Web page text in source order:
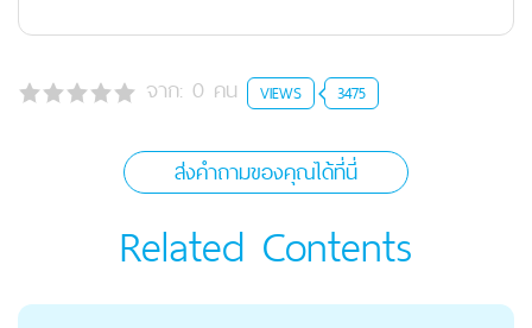
จาก: 0 คน VIEWS 3475
ส่งคำถามของคุณได้ที่นี่
Related Contents